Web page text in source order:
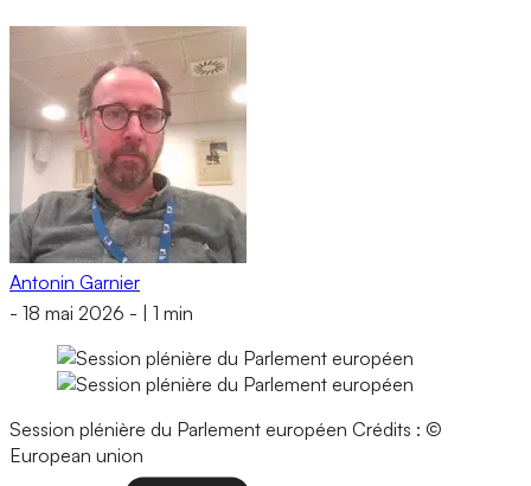
Antonin Garnier
- 18 mai 2026 - 1 min
Session plénière du Parlement européen Crédits : ©
European union